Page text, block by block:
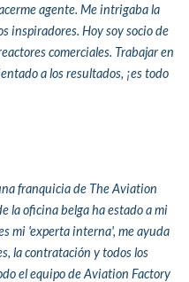
agente. Me intrigaba la
inspiradores. Hoy soy socio de
comerciales. Trabajar en
a los resultados, ¡es todo
franquicia de The Aviation
la oficina belga ha estado a mi
mi 'experta interna', me ayuda
la contratación y todos los
el equipo de Aviation Factory